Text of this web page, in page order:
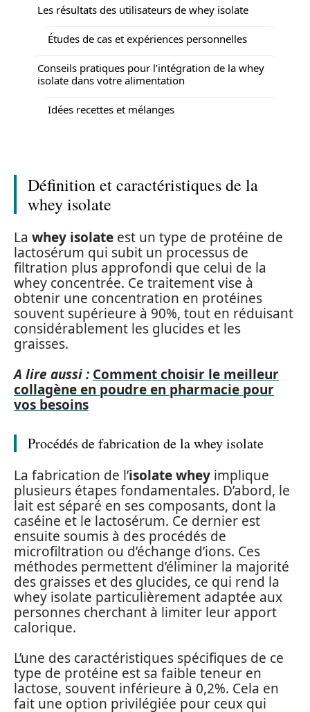
Les résultats des utilisateurs de whey isolate
Études de cas et expériences personnelles
Conseils pratiques pour l’intégration de la whey
isolate dans votre alimentation
Idées recettes et mélanges
Définition et caractéristiques de la
whey isolate
La whey isolate est un type de protéine de
lactosérum qui subit un processus de
filtration plus approfondi que celui de la
whey concentrée. Ce traitement vise à
obtenir une concentration en protéines
souvent supérieure à 90%, tout en réduisant
considérablement les glucides et les
graisses.
A lire aussi : Comment choisir le meilleur
collagène en poudre en pharmacie pour
vos besoins
Procédés de fabrication de la whey isolate
La fabrication de l’isolate whey implique
plusieurs étapes fondamentales. D’abord, le
lait est séparé en ses composants, dont la
caséine et le lactosérum. Ce dernier est
ensuite soumis à des procédés de
microfiltration ou d’échange d’ions. Ces
méthodes permettent d’éliminer la majorité
des graisses et des glucides, ce qui rend la
whey isolate particulièrement adaptée aux
personnes cherchant à limiter leur apport
calorique.
L’une des caractéristiques spécifiques de ce
type de protéine est sa faible teneur en
lactose, souvent inférieure à 0,2%. Cela en
fait une option privilégiée pour ceux qui